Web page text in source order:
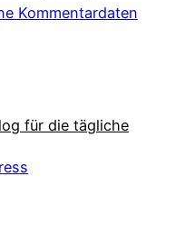
Kommentardaten
für die tägliche